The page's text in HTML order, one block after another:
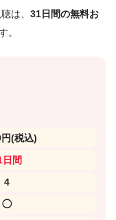
は、 31日間の無料お
。
(税込)
日間
4
◯